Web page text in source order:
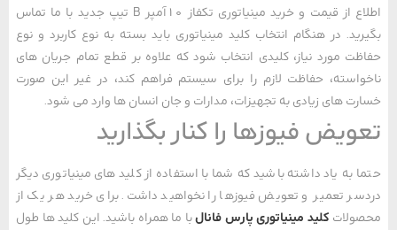
اطلاع از قیمت و خرید مینیاتوری تکفاز 10آمپر B تیپ جدید با ما تماس
در هنگام انتخاب کلید مینیاتوری باید بسته به نوع کاربرد و نوع
مورد نیاز، کلیدی انتخاب شود که علاوه بر قطع تمام جریان های
حفاظت لازم را برای سیستم فراهم کند، در غیر این صورت
های زیادی به تجهیزات، مدارات و جان انسان ها وارد می شود.
فیوزها را کنار بگذارید
به یاد داشته باشید که شما با استفاده از کلید های مینیاتوری دیگر
تعمیر و تعویض فیوزها را نخواهید داشت. برای خرید هر یک از
کلید مینیاتوری پارس فانال با ما همراه باشید. این کلید ها طول